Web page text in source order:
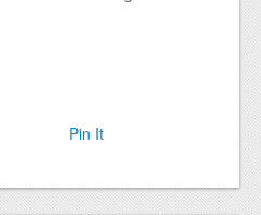
Pin It